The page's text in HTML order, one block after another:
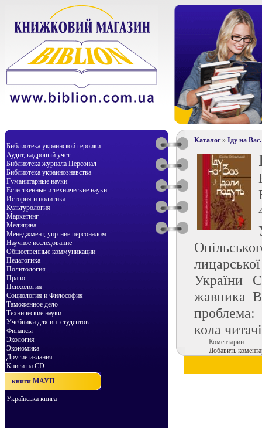
Библиотека украинской героики
Аудит, кадровый учет
Библиотека журнала Персонал
Библиотека украинознавства
Гуманитарные науки
Естественные и технические науки
История и политика
Культурология
Маркетинг
Медицина
Менеджмент, упр-ние персоналом
Научное исследование
Общественные коммуникации
Педагогика
Политология
Право
Психология
Социология и Философия
Таможенное дело
Технические науки
Учебники для ин. студентов
Финансы
Экология
Экономика
Другие издания
Книги на CD
книги МАУП
Українська книга
Каталог» Іду на
України
жавника
проблема:
кола
Коментарии
Добавить